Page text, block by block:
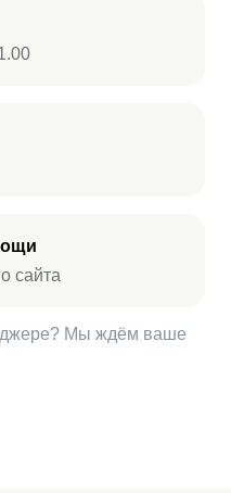
сайта
Мы ждём ваше